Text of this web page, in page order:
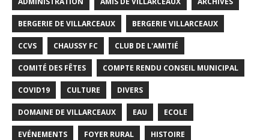
BERGERIE DE VILLARCEAUX BERGERIE VILLARCEAUX
CCVS CHAUSSY FC CLUB DE L'AMITIÉ
COMITÉ DES FÊTES COMPTE RENDU CONSEIL MUNICIPAL
COVID19 CULTURE DIVERS
DOMAINE DE VILLARCEAUX EAU ECOLE
EVÉNEMENTS FOYER RURAL HISTOIRE